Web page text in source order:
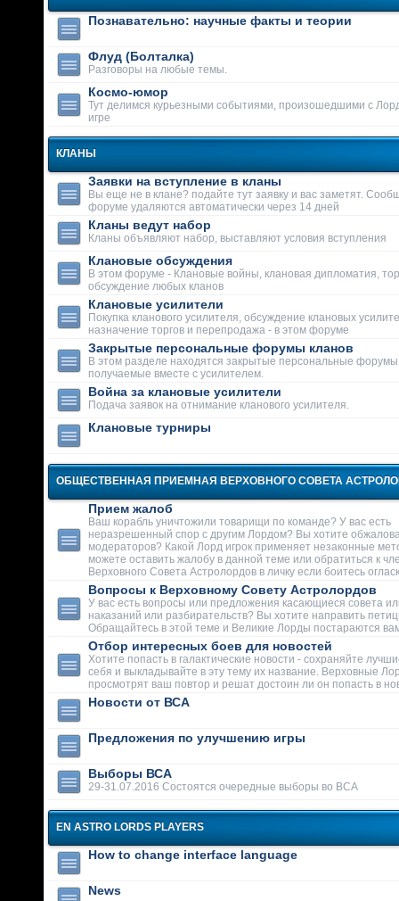
Познавательно: научные факты и теории
Флуд (Болталка)
Разговоры на любые темы.
Космо-юмор
Тут делимся курьезными событиями, произошедшими с
игре
КЛАНЫ
Заявки на вступление в кланы
Вы еще не в клане? подайте тут заявку и вас заметят.
форуме удаляются автоматически через 14 дней
Кланы ведут набор
Кланы объявляют набор, выставляют условия вступления
Клановые обсуждения
В этом форуме - Клановые войны, клановая дипломатия,
обсуждение любых кланов
Клановые усилители
Покупка кланового усилителя, обсуждение клановых
назначение торгов и перепродажа - в этом форуме
Закрытые персональные форумы кланов
В этом разделе находятся закрытые персональные форумы
получаемые вместе с усилителем.
Война за клановые усилители
Подача заявок на отнимание кланового усилителя.
Клановые турниры
ОБЩЕСТВЕННАЯ ПРИЕМНАЯ ВЕРХОВНОГО СОВЕТА
Прием жалоб
Ваш корабль уничтожили товарищи по команде? У вас есть
неразрешенный спор с другим Лордом? Вы хотите
модераторов? Какой Лорд игрок применяет незаконные
можете оставить жалобу в данной теме или обратиться к
Верховного Совета Астролордов в личку если боитесь
Вопросы к Верховному Совету Астролордов
У вас есть вопросы или предложения касающиеся совета
наказаний или разбирательств? Вы хотите направить
Обращайтесь в этой теме и Великие Лорды постараются
Отбор интересных боев для новостей
Хотите попасть в галактические новости - сохраняйте
себя и выкладывайте в эту тему их название. Верховные
просмотрят ваш повтор и решат достоин ли он попасть в
Новости от ВСА
Предложения по улучшению игры
Выборы ВСА
29-31.07.2016 Состоятся очередные выборы во ВСА
EN ASTRO LORDS PLAYERS
How to change interface language
News